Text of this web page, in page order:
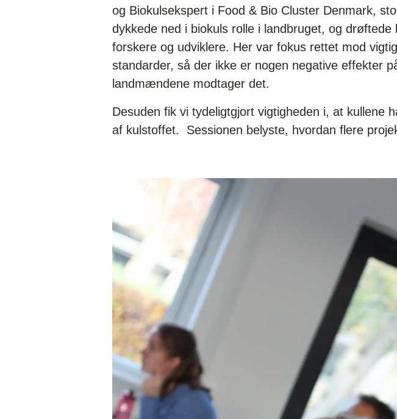
og Biokulsekspert i Food & Bio Cluster Denmark,
dykkede ned i biokuls rolle i landbruget, og
forskere og udviklere. Her var fokus rettet mod
standarder, så der ikke er nogen negative effekter
landmændene modtager det.
Desuden fik vi tydeligtgjort vigtigheden i, at kullene
af kulstoffet. Sessionen belyste, hvordan flere